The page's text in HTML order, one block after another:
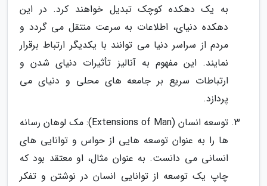
به یک دهکده کوچک تبدیل خواهند کرد. در این
دهکده دنیای، اطلاعات به سرعت منتقل می گردد و
مردم از سراسر دنیا می توانند با یکدیگر ارتباط برقرار
نمایند. این مفهوم به آنالیز تأثیرات دنیای شدن و
ارتباطات سریع بر جامعه های محلی و دنیای می
پردازد.
توسعه انسان (Extensions of Man): مک لوهان رسانه
ها را به عنوان توسعه هایی از حواس و توانایی های
انسانی می دانست. به عنوان مثال، او معتقد بود که
چاپ یک توسعه از توانایی انسان در نوشتن و تفکر